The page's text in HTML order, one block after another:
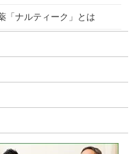
「ナルティーク」とは